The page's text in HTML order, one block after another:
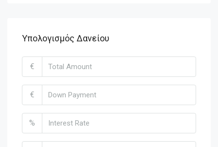
Υπολογισμός Δανείου
€
€
%